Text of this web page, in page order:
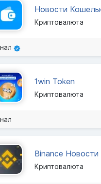
Новости
Криптовалюта
1win Token
Криптовалюта
Binance Новости
Криптовалюта